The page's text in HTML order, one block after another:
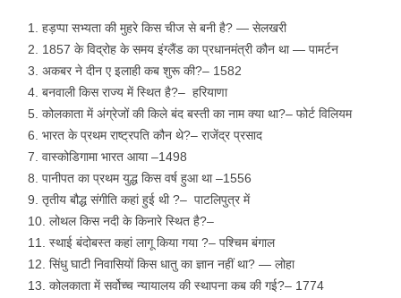
हड़प्पा सभ्यता की मुहरे किस चीज से बनी है? — सेलखरी
1857 के विद्रोह के समय इंग्लैंड का प्रधानमंत्री कौन था — पामर्टन
अकबर ने दीन ए इलाही कब शुरू की?– 1582
बनवाली किस राज्य में स्थित है?– हरियाणा
कोलकाता में अंग्रेजों की किले बंद बस्ती का नाम क्या था?– फोर्ट विलियम
भारत के प्रथम राष्ट्रपति कौन थे?– राजेंद्र प्रसाद
वास्कोडिगामा भारत आया –1498
पानीपत का प्रथम युद्ध किस वर्ष हुआ था –1556
तृतीय बौद्ध संगीति कहां हुई थी ?– पाटलिपुत्र में
लोथल किस नदी के किनारे स्थित है?–
स्थाई बंदोबस्त कहां लागू किया गया ?– पश्चिम बंगाल
सिंधु घाटी निवासियों किस धातु का ज्ञान नहीं था? — लोहा
कोलकाता में सर्वोच्च न्यायालय की स्थापना कब की गई?– 1774